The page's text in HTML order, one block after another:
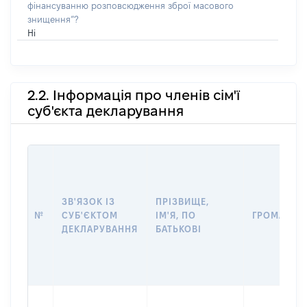
фінансуванню розповсюдження зброї масового
знищення”?
Ні
2.2. Інформація про членів сім'ї
суб'єкта декларування
№
ЗВ'ЯЗОК ІЗ
СУБ'ЄКТОМ
ДЕКЛАРУВАННЯ
ПРІЗВИЩЕ,
ІМ'Я, ПО
БАТЬКОВІ